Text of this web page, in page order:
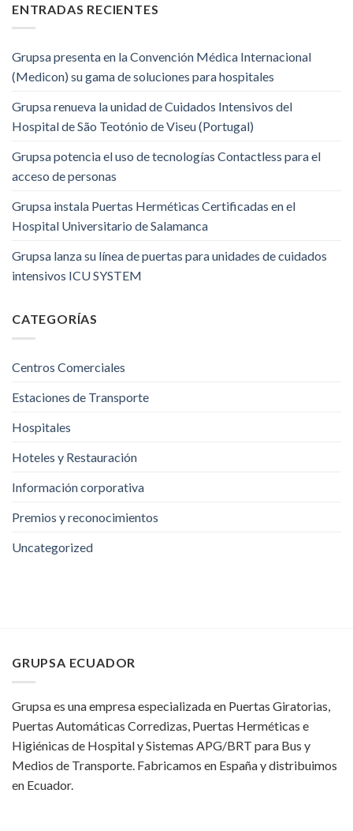
ENTRADAS RECIENTES
Grupsa presenta en la Convención Médica Internacional
(Medicon) su gama de soluciones para hospitales
Grupsa renueva la unidad de Cuidados Intensivos del
Hospital de São Teotónio de Viseu (Portugal)
Grupsa potencia el uso de tecnologías Contactless para el
acceso de personas
Grupsa instala Puertas Herméticas Certificadas en el
Hospital Universitario de Salamanca
Grupsa lanza su línea de puertas para unidades de cuidados
intensivos ICU SYSTEM
CATEGORÍAS
Centros Comerciales
Estaciones de Transporte
Hospitales
Hoteles y Restauración
Información corporativa
Premios y reconocimientos
Uncategorized
GRUPSA ECUADOR
Grupsa es una empresa especializada en Puertas Giratorias,
Puertas Automáticas Corredizas, Puertas Herméticas e
Higiénicas de Hospital y Sistemas APG/BRT para Bus y
Medios de Transporte. Fabricamos en España y distribuimos
en Ecuador.